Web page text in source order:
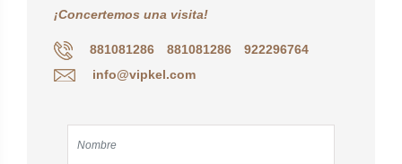
¡Concertemos una visita!
881081286 881081286
922296764
info@vipkel.com